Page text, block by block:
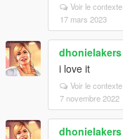
Voir le contexte
17 mars 2023
dhonielakers
i love it
Voir le contexte
7 novembre 2022
dhonielakers